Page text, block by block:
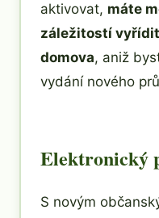
aktivovat, máte
záležitostí
domova, aniž
vydání nového
Elektronický
S novým